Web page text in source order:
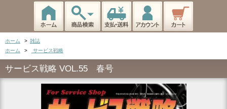
ホーム > 雑誌
ホーム
> サービス戦略
サービス戦略 VOL.55 春号